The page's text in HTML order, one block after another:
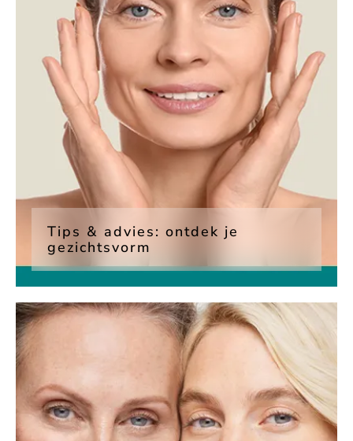
Tips & advies: ontdek je
gezichtsvorm